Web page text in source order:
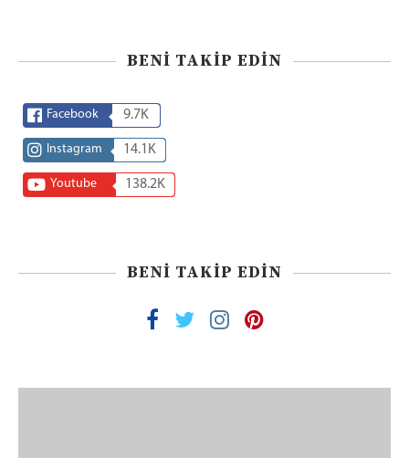
BENI TAKIP EDIN
Facebook 9.7K
Instagram 14.1K
Youtube 138.2K
BENI TAKIP EDIN